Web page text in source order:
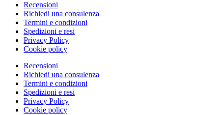
Recensioni
Richiedi una consulenza
Termini e condizioni
Spedizioni e resi
Privacy Policy
Cookie policy
Recensioni
Richiedi una consulenza
Termini e condizioni
Spedizioni e resi
Privacy Policy
Cookie policy